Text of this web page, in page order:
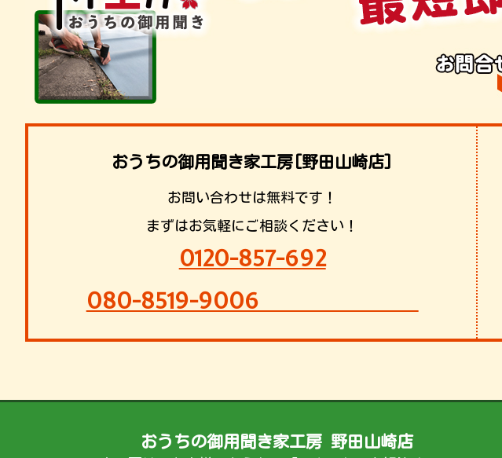
おうちの御用聞き家工房[野田山崎店]
お問い合わせは無料です！
まずはお気軽にご相談ください！
0120-857-692
080-8519-9006
おうちの御用聞き家工房 野田山崎店